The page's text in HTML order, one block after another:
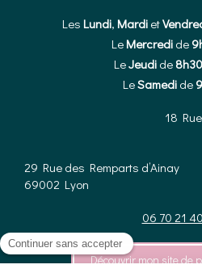
Les Lundi, Mardiet
Le Mercredi de
LeJeudide 8h30
LeSamedide
18
29 Rue des Remparts d’Ainay
69002 Lyon
06 70 21
Découvrir mon site de